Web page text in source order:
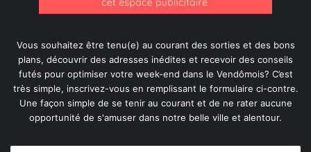
Vous souhaitez être tenu(e) au courant des sorties et des bons
plans, découvrir des adresses inédites et recevoir des conseils
futés pour optimiser votre week-end dans le Vendômois? C’est
très simple, inscrivez-vous en remplissant le formulaire ci-contre.
Une façon simple de se tenir au courant et de ne rater aucune
opportunité de s'amuser dans notre belle ville et alentour.